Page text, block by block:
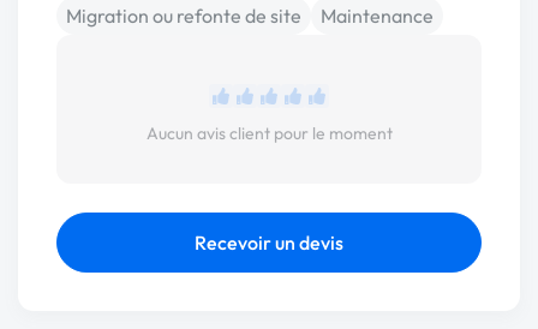
Migration ou refonte de site
Maintenance
Aucun avis client pour le moment
Recevoir un devis